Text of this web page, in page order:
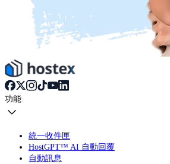
功能
統一收件匣
HostGPT™ AI 自動回覆
自動訊息